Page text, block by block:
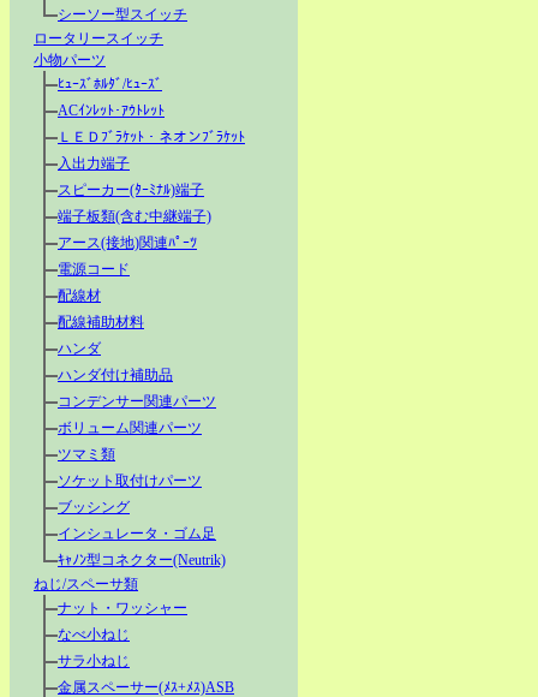
シーソー型スイッチ
ロータリースイッチ
小物パーツ
ﾋｭｰｽﾞﾎﾙﾀﾞ/ﾋｭｰｽﾞ
ACｲﾝﾚｯﾄ･ｱｳﾄﾚｯﾄ
ＬＥＤﾌﾞﾗｹｯﾄ・ネオンﾌﾞﾗｹｯﾄ
入出力端子
スピーカー(ﾀｰﾐﾅﾙ)端子
端子板類(含む中継端子)
アース(接地)関連ﾊﾟｰﾂ
電源コード
配線材
配線補助材料
ハンダ
ハンダ付け補助品
コンデンサー関連パーツ
ボリューム関連パーツ
ツマミ類
ソケット取付けパーツ
ブッシング
インシュレータ・ゴム足
ｷｬﾉﾝ型コネクター(Neutrik)
ねじ/スペーサ類
ナット・ワッシャー
なべ小ねじ
サラ小ねじ
金属スペーサー(ﾒｽ+ﾒｽ)ASB